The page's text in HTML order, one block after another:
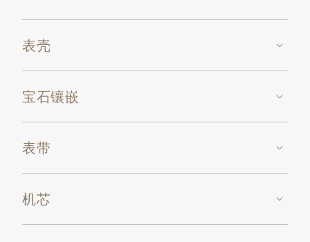
表壳
宝石镶嵌
表带
机芯